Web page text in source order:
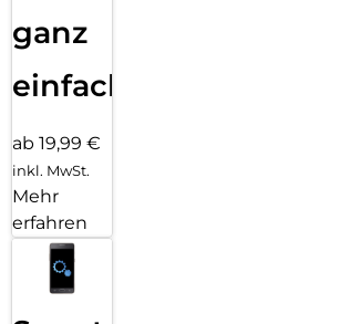
ganz
einfach
ab 19,99 €
inkl. MwSt.
Mehr
erfahren